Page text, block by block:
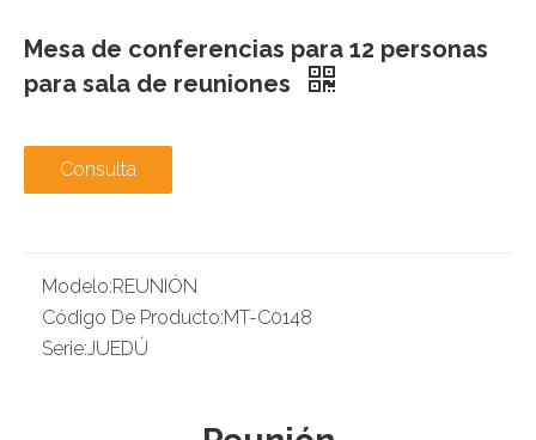
Mesa de conferencias para 12 personas
para sala de reuniones
Consulta
Modelo:REUNIÓN
Código De Producto:MT-C0148
Serie:JUEDÚ